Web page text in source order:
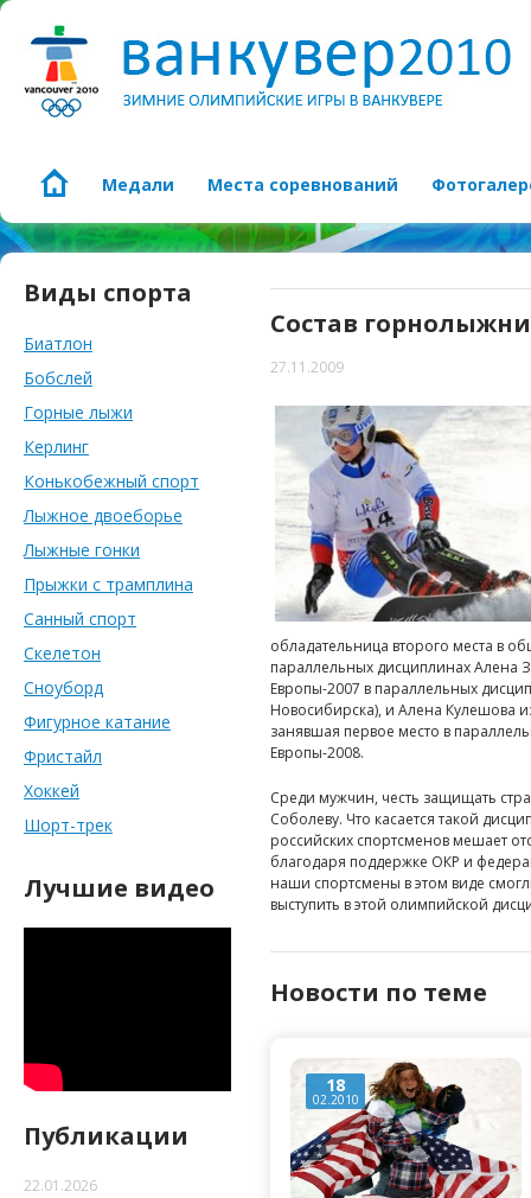
Медали Места соревнований
Виды спорта
Биатлон
Бобслей
Горные лыжи
Керлинг
Конькобежный спорт
Лыжное двоеборье
Лыжные гонки
Прыжки с трамплина
Санный спорт
Скелетон
Сноуборд
Фигурное катание
Фристайл
Хоккей
Шорт-трек
Лучшие видео
Публикации
22.01.2026
Состав
27.11.2009
обладательница второго места в
параллельных дисциплинах Алена
Европы-2007 в параллельных
Новосибирска), и Алена Кулешова
занявшая первое место в
Европы-2008.
Среди мужчин, честь защищать
Соболеву. Что касается такой
российских спортсменов мешает
благодаря поддержке ОКР и
наши спортсмены в этом виде
выступить в этой олимпийской
Новости по теме
18
02.2010